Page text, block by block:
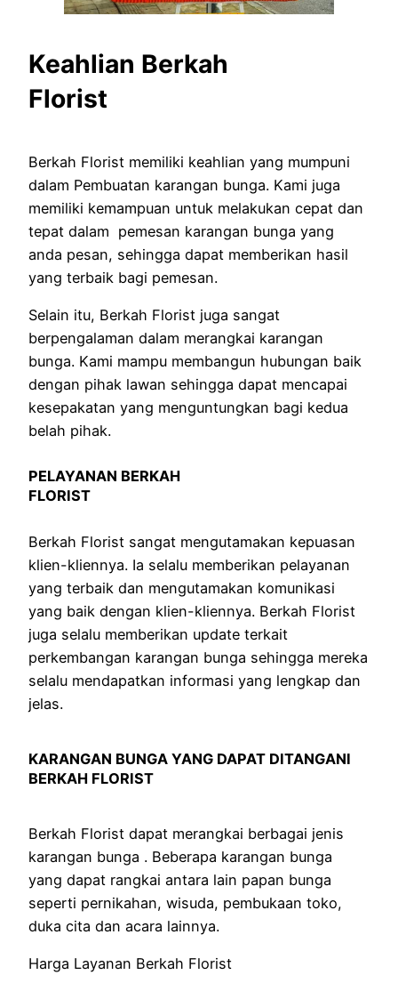
Keahlian Berkah
Florist
Berkah Florist memiliki keahlian yang mumpuni
dalam Pembuatan karangan bunga. Kami juga
memiliki kemampuan untuk melakukan cepat dan
tepat dalam pemesan karangan bunga yang
anda pesan, sehingga dapat memberikan hasil
yang terbaik bagi pemesan.
Selain itu, Berkah Florist juga sangat
berpengalaman dalam merangkai karangan
bunga. Kami mampu membangun hubungan baik
dengan pihak lawan sehingga dapat mencapai
kesepakatan yang menguntungkan bagi kedua
belah pihak.
PELAYANAN BERKAH
FLORIST
Berkah Florist sangat mengutamakan kepuasan
klien-kliennya. Ia selalu memberikan pelayanan
yang terbaik dan mengutamakan komunikasi
yang baik dengan klien-kliennya. Berkah Florist
juga selalu memberikan update terkait
perkembangan karangan bunga sehingga mereka
selalu mendapatkan informasi yang lengkap dan
jelas.
KARANGAN BUNGA YANG DAPAT DITANGANI
BERKAH FLORIST
Berkah Florist dapat merangkai berbagai jenis
karangan bunga . Beberapa karangan bunga
yang dapat rangkai antara lain papan bunga
seperti pernikahan, wisuda, pembukaan toko,
duka cita dan acara lainnya.
Harga Layanan Berkah Florist